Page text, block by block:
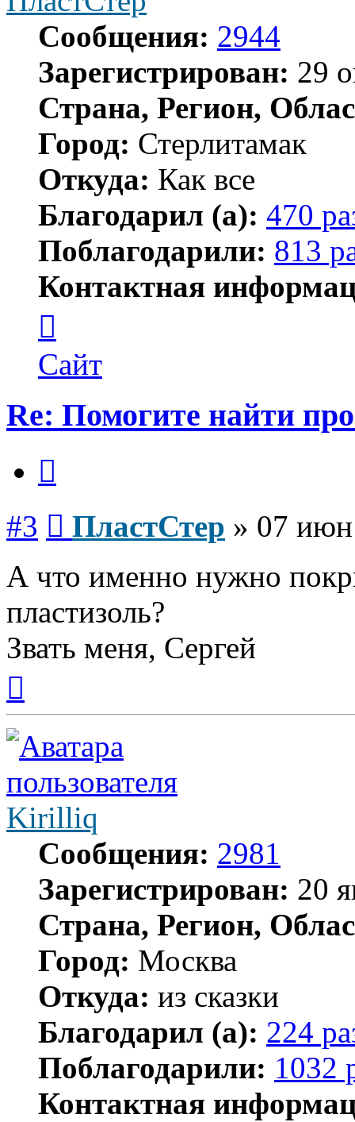
Сообщения: 2944
Зарегистрирован: 29
Страна, Регион,
Город: Стерлитамак
Откуда: Как все
Благодарил (а): 470
Поблагодарили: 813
Контактная
пользователя
ПластСтер
Сайт
Re: Помогите найти
#3 ПластСтер » 07
А что именно нужно
пластизоль?
Звать меня, Сергей
началу
Kirilliq
Сообщения: 2981
Зарегистрирован: 20
Страна, Регион,
Город: Москва
Откуда: из сказки
Благодарил (а): 224
Поблагодарили: 1032
Контактная